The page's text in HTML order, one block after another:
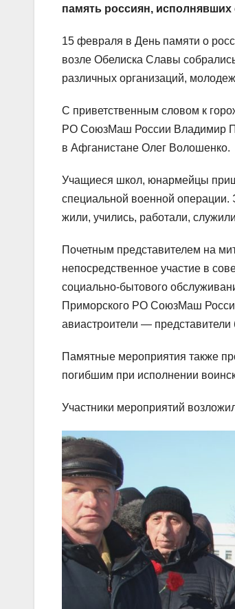
память россиян,
15 февраля в День памяти о
возле Обелиска Славы
различных организаций,
С приветственным словом к
РО СоюзМаш России Владимир
в Афганистане Олег Волошенко.
Учащиеся школ, юнармейцы
специальной военной
жили, учились, работали,
Почетным представителем на
непосредственное участие в
социально-бытового
Приморского РО СоюзМаш
авиастроители —
Памятные мероприятия также
погибшим при исполнении
Участники мероприятий